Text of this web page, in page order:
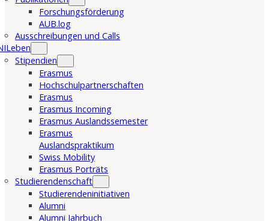
Forschungsförderung
AUB.log
Ausschreibungen und Calls
Stipendien
Erasmus
Hochschulpartnerschaften
Erasmus
Erasmus Incoming
Erasmus Auslandssemester
Erasmus
Auslandspraktikum
Swiss Mobility
Erasmus Porträts
Studierendenschaft
Studierendeninitiativen
Alumni
Alumni Jahrbuch